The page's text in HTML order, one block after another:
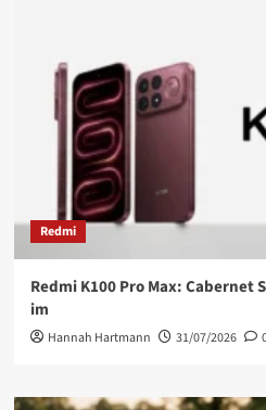
Redmi
Redmi K100 Pro Max: Cabernet
im
Hannah Hartmann 31/07/2026